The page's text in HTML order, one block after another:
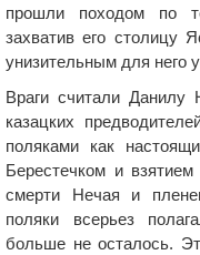
прошли походом по
захватив его столицу
унизительным для него
Враги считали
казацких
поляками как
Берестечком и
смерти Нечая и
поляки всерьез
больше не осталось.